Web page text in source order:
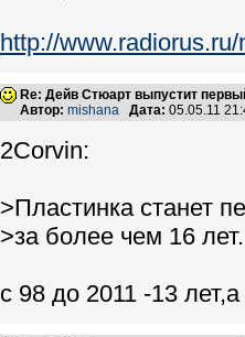
http://
Re: Дейв Стюарт выпустит
Автор: mishana Дата: 05.05.11
2Corvin:
>Пластинка станет
>за более чем 16 лет.
с 98 до 2011 -13